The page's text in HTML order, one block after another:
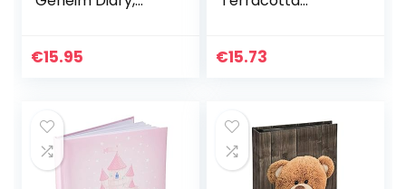
x 16,5 cm, slot met
€15.95
insteekvakken
€15.73